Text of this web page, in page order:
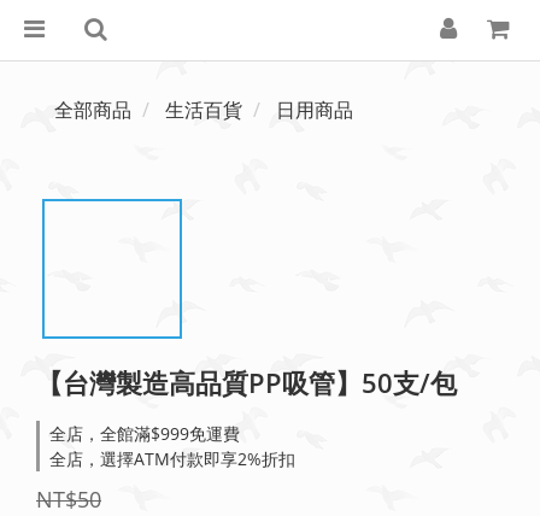
全部商品 生活百貨 日用商品
【台灣製造高品質PP吸管】50支/包
全店，全館滿$999免運費
全店，選擇ATM付款即享2%折扣
NT$50